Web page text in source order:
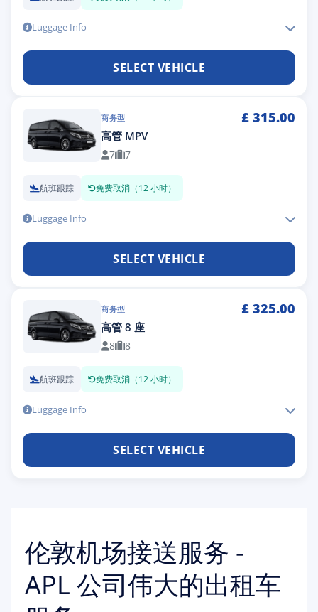
Luggage Info
SELECT VEHICLE
商务型 £ 315.00
高管 MPV
7 7
航班跟踪 免费取消（12 小时）
Luggage Info
SELECT VEHICLE
商务型 £ 325.00
高管 8 座
8 8
航班跟踪 免费取消（12 小时）
Luggage Info
SELECT VEHICLE
伦敦机场接送服务 -
APL 公司伟大的出租车